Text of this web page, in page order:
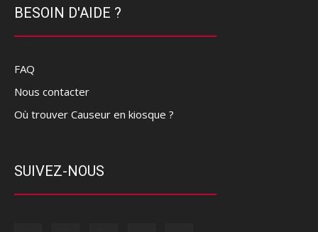
BESOIN D'AIDE ?
FAQ
Nous contacter
Où trouver Causeur en kiosque ?
SUIVEZ-NOUS